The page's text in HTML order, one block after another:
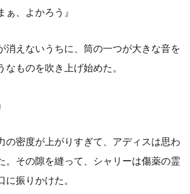
、よかろう』
消えないうちに、筒の一つが大きな音を
ものを吹き上げ始めた。
の密度が上がりすぎて、アディスは思わ
。その隙を縫って、シャリーは傷薬の霊
振りかけた。